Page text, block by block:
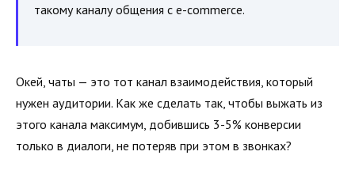
такому каналу общения с e-commerce.
Окей, чаты — это тот канал взаимодействия, который
нужен аудитории. Как же сделать так, чтобы выжать из
этого канала максимум, добившись 3-5% конверсии
только в диалоги, не потеряв при этом в звонках?